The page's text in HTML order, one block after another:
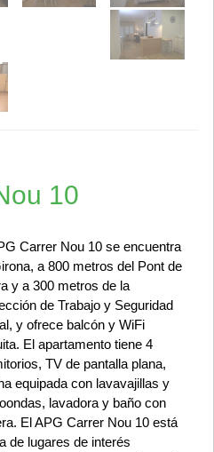
10
Carrer Nou 10 se encuentra
a 800 metros del Pont de
y a 300 metros de la
de Trabajo y Seguridad
y ofrece balcón y WiFi
El apartamento tiene 4
TV de pantalla plana,
equipada con lavavajillas y
lavadora y baño con
El APG Carrer Nou 10 está
de lugares de interés